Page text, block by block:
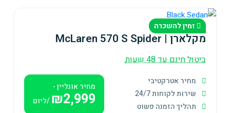
זמין להשכרה
מקלארן | McLaren 570 S Spider
ביטול חינם עד 48 שעות
מחיר אטרקטיבי
שירות לקוחות 24/7
תהליך הזמנה פשוט
מחיר אונליין -
₪2,999/ליום